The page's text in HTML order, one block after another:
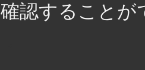
確認することが